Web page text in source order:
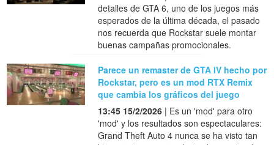
detalles de GTA 6, uno de los juegos más
esperados de la última década, el pasado
nos recuerda que Rockstar suele montar
buenas campañas promocionales.
Parece un remaster de GTA IV hecho por
Rockstar, pero es un mod RTX Remix
que cambia los gráficos del juego
13:45 15/2/2026 | Es un 'mod' para otro
'mod' y los resultados son espectaculares:
Grand Theft Auto 4 nunca se ha visto tan